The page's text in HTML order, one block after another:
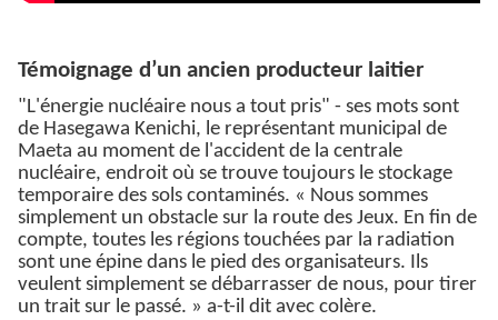
Témoignage d’un ancien producteur laitier
"L'énergie nucléaire nous a tout pris" - ses mots sont
de Hasegawa Kenichi, le représentant municipal de
Maeta au moment de l'accident de la centrale
nucléaire, endroit où se trouve toujours le stockage
temporaire des sols contaminés. « Nous sommes
simplement un obstacle sur la route des Jeux. En fin de
compte, toutes les régions touchées par la radiation
sont une épine dans le pied des organisateurs. Ils
veulent simplement se débarrasser de nous, pour tirer
un trait sur le passé. » a-t-il dit avec colère.